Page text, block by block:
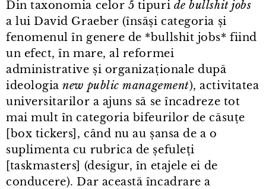
Din taxonomia celor 5 tipuri de bullshit jobs
a lui David Graeber (însăși categoria și
fenomenul în genere de *bullshit jobs* fiind
un efect, în mare, al reformei
administrative și organizaționale după
ideologianew public management), activitatea
universitarilor a ajuns să se încadreze tot
mai mult în categoria bifeurilor de căsuțe
[box tickers], când nu au șansa de a o
suplimenta cu rubrica de șefuleți
[taskmasters] (desigur, în etajele ei de
conducere). Dar această încadrare a